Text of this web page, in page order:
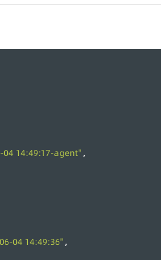
04 14:49:17-agent" ,
04 14:49:36" ,